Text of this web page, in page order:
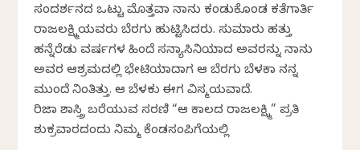
ಸಂದರ್ಶನದ ಒಟ್ಟು‌ ಮೊತ್ತವಾಗಿ ನಾನು ಕಂಡುಕೊಂಡ ಕತೆಗಾರ್ತಿ
ರಾಜಲಕ್ಷ್ಮಿಯವರು ಬೆರಗು ಹುಟ್ಟಿಸಿದರು. ಸುಮಾರು ಹತ್ತು
ಹನ್ನೆರೆಡು ವರ್ಷಗಳ ಹಿಂದೆ ಸನ್ಯಾಸಿನಿಯಾದ ಅವರನ್ನು ನಾನು
ಅವರ ಆಶ್ರಮದಲ್ಲಿ ಭೇಟಿಯಾದಾಗ ಆ ಬೆರಗು ಬೆಳಕಾಗಿ ನನ್ನ
ಮುಂದೆ ನಿಂತಿತ್ತು. ಆ ಬೆಳಕು ಈಗ ವಿಸ್ಮಯವಾಗಿದೆ.
ಗಿರಿಜಾ ಶಾಸ್ತ್ರಿ ಬರೆಯುವ ಸರಣಿ “ಆ ಕಾಲದ ರಾಜಲಕ್ಷ್ಮಿ” ಪ್ರತಿ
ಶುಕ್ರವಾರದಂದು ನಿಮ್ಮ ಕೆಂಡಸಂಪಿಗೆಯಲ್ಲಿ